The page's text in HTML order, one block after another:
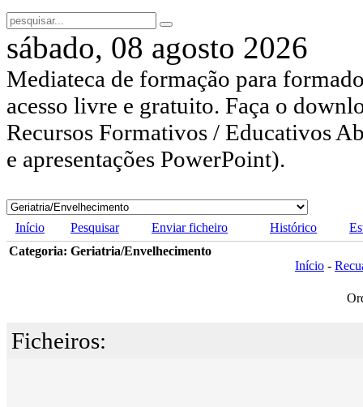
sábado, 08 agosto 2026
Mediateca de formação para
acesso livre e gratuito. Faça o
Recursos Formativos / Educativos
e apresentações PowerPoint).
Início Pesquisar Enviar ficheiro Histórico
Categoria: Geriatria/Envelhecimento
Início -
Ficheiros: